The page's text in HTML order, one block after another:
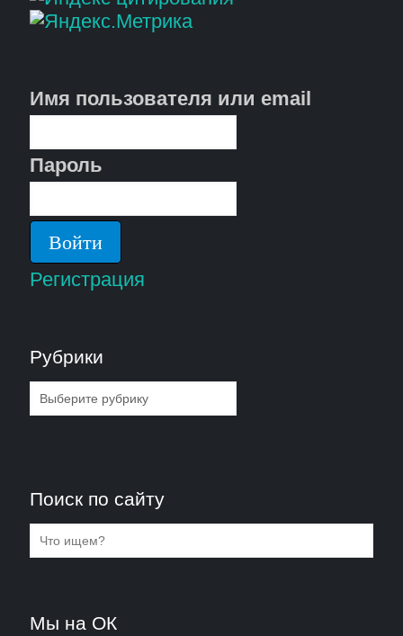
Имя пользователя или email
Пароль
Регистрация
Рубрики
Рубрики
Поиск по сайту
Мы на ОК